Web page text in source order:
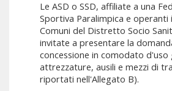
Le ASD o SSD, affiliate a una
Sportiva Paralimpica e operanti
Comuni del Distretto Socio
invitate a presentare la
concessione in comodato
attrezzature, ausili e mezzi di
riportati nell'Allegato B).